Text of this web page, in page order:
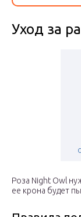
Уход за
Роза Night Owl
ее крона будет